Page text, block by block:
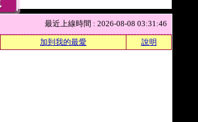
最近上線時間 : 2026-08-08 03:31:46
加到我的最愛 說明